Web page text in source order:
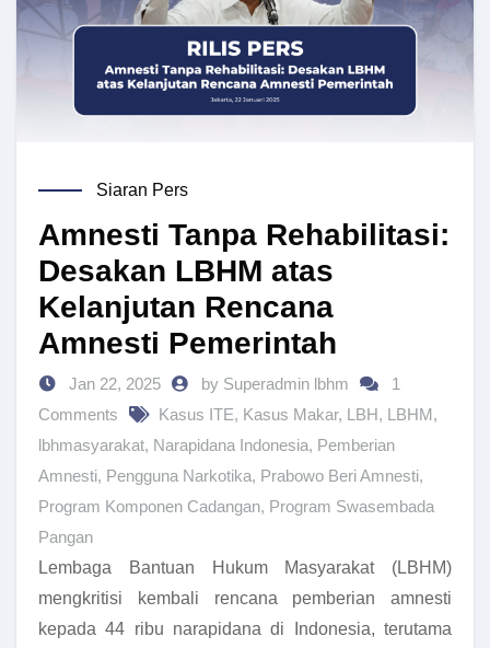
Siaran Pers
Amnesti Tanpa Rehabilitasi:
Desakan LBHM atas
Kelanjutan Rencana
Amnesti Pemerintah
Jan 22, 2025 by Superadmin lbhm
1
Comments
Kasus ITE, Kasus Makar, LBH, LBHM,
lbhmasyarakat, Narapidana Indonesia, Pemberian
Amnesti, Pengguna Narkotika, Prabowo Beri Amnesti,
Program Komponen Cadangan, Program Swasembada
Pangan
Lembaga Bantuan Hukum Masyarakat (LBHM)
mengkritisi kembali rencana pemberian amnesti
kepada 44 ribu narapidana di Indonesia, terutama